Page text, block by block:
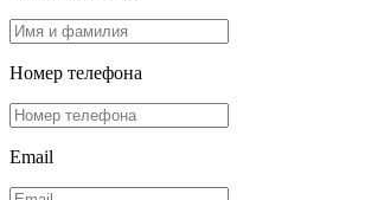
Номер телефона
Email